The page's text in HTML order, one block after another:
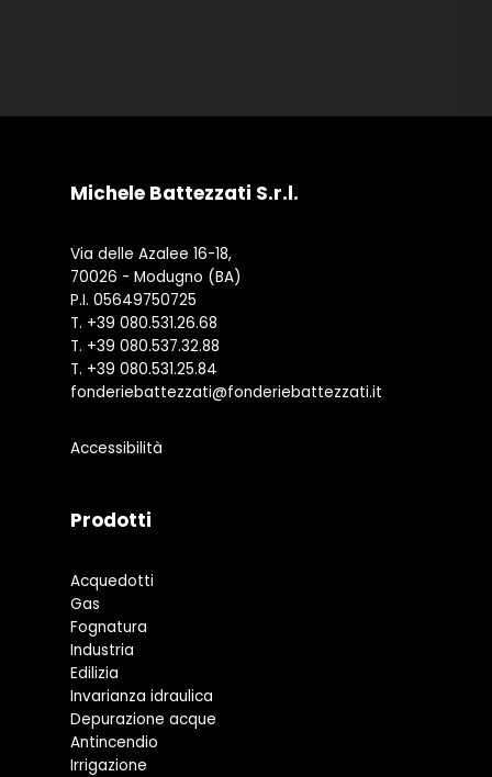
Michele Battezzati S.r.l.
Via delle Azalee 16-18,
70026 - Modugno (BA)
P.I. 05649750725
T. +39 080.531.26.68
T. +39 080.537.32.88
T. +39 080.531.25.84
fonderiebattezzati@fonderiebattezzati.it
Accessibilità
Prodotti
Acquedotti
Gas
Fognatura
Industria
Edilizia
Invarianza idraulica
Depurazione acque
Antincendio
Irrigazione